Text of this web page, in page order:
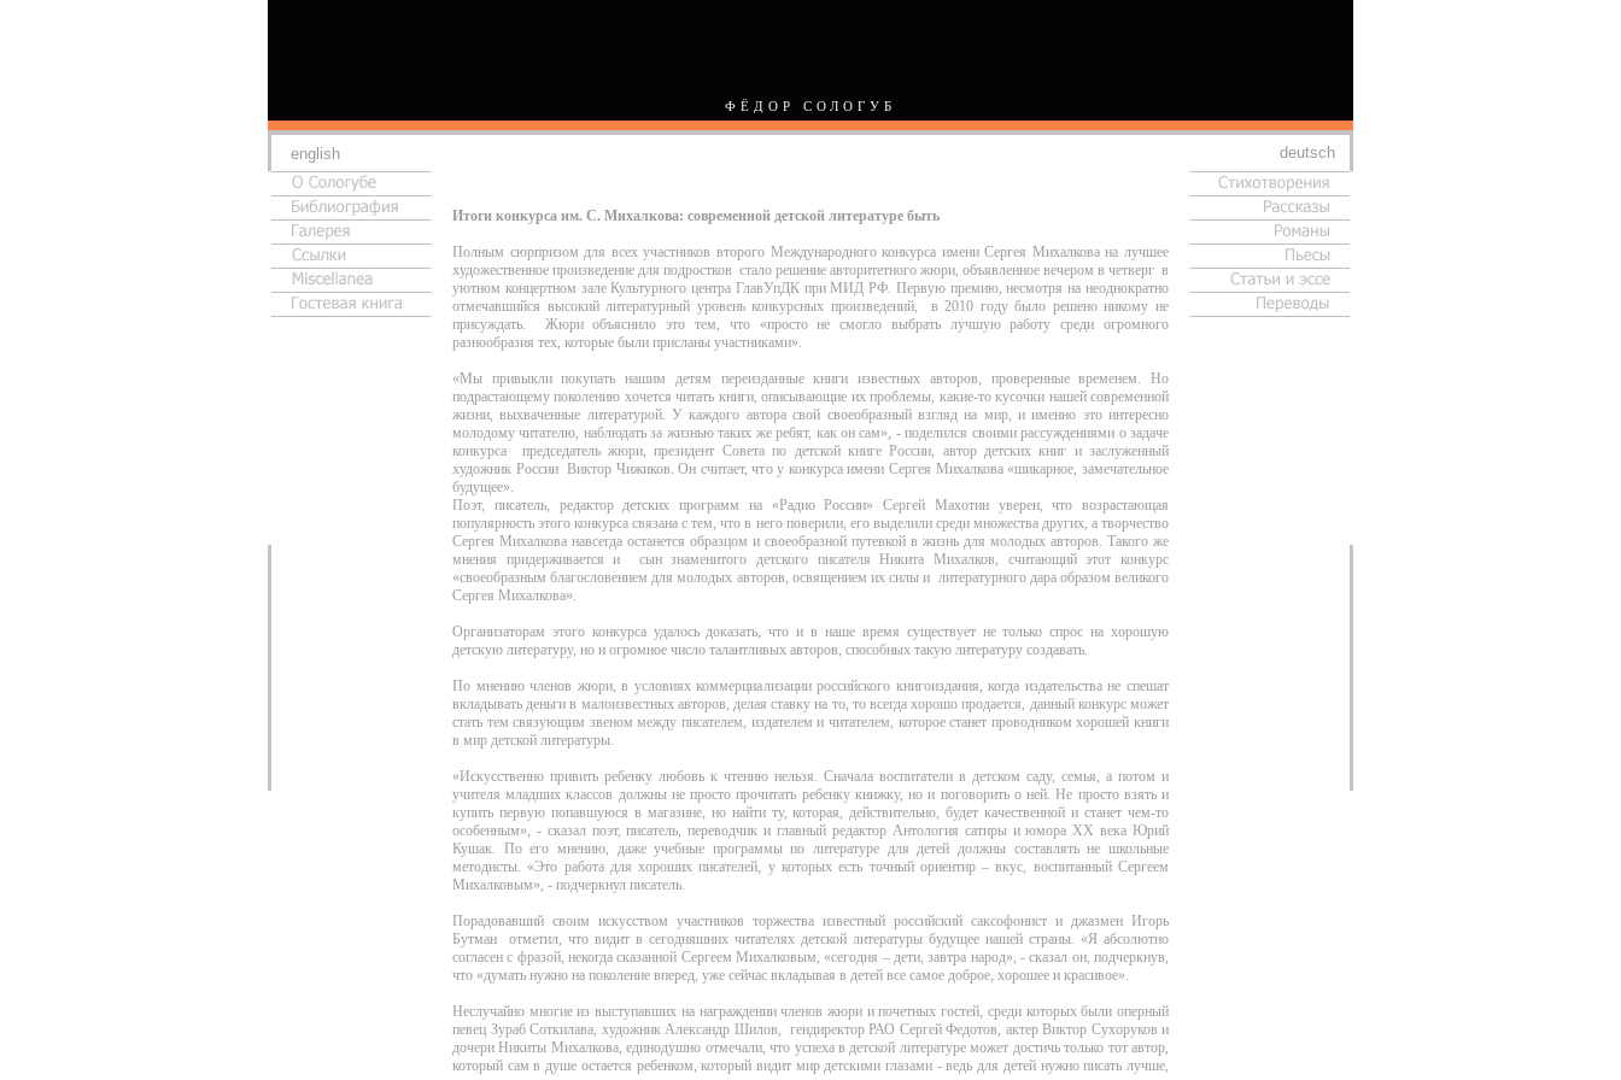
ФЁДОР СОЛОГУБ
english deutsch
Итоги конкурса им. С. Михалкова: современной детской литературе быть
Полным сюрпризом для всех участников второго Международного конкурса имени Сергея Михалкова на лучшее
художественное произведение для подростков стало решение авторитетного жюри, объявленное вечером в четверг в
уютном концертном зале Культурного центра ГлавУпДК при МИД РФ. Первую премию, несмотря на неоднократно
отмечавшийся высокий литературный уровень конкурсных произведений, в 2010 году было решено никому не
присуждать. Жюри объяснило это тем, что «просто не смогло выбрать лучшую работу среди огромного
разнообразия тех, которые были присланы участниками».
«Мы привыкли покупать нашим детям переизданные книги известных авторов, проверенные временем. Но
подрастающему поколению хочется читать книги, описывающие их проблемы, какие-то кусочки нашей современной
жизни, выхваченные литературой. У каждого автора свой своеобразный взгляд на мир, и именно это интересно
молодому читателю, наблюдать за жизнью таких же ребят, как он сам», - поделился своими рассуждениями о задаче
конкурса председатель жюри, президент Совета по детской книге России, автор детских книг и заслуженный
художник России Виктор Чижиков. Он считает, что у конкурса имени Сергея Михалкова «шикарное, замечательное
будущее».
Поэт, писатель, редактор детских программ на «Радио России» Сергей Махотин уверен, что возрастающая
популярность этого конкурса связана с тем, что в него поверили, его выделили среди множества других, а творчество
Сергея Михалкова навсегда останется образцом и своеобразной путевкой в жизнь для молодых авторов. Такого же
мнения придерживается и сын знаменитого детского писателя Никита Михалков, считающий этот конкурс
«своеобразным благословением для молодых авторов, освящением их силы и литературного дара образом великого
Сергея Михалкова».
Организаторам этого конкурса удалось доказать, что и в наше время существует не только спрос на хорошую
детскую литературу, но и огромное число талантливых авторов, способных такую литературу создавать.
По мнению членов жюри, в условиях коммерциализации российского книгоиздания, когда издательства не спешат
вкладывать деньги в малоизвестных авторов, делая ставку на то, то всегда хорошо продается, данный конкурс может
стать тем связующим звеном между писателем, издателем и читателем, которое станет проводником хорошей книги
в мир детской литературы.
«Искусственно привить ребенку любовь к чтению нельзя. Сначала воспитатели в детском саду, семья, а потом и
учителя младших классов должны не просто прочитать ребенку книжку, но и поговорить о ней. Не просто взять и
купить первую попавшуюся в магазине, но найти ту, которая, действительно, будет качественной и станет чем-то
особенным», - сказал поэт, писатель, переводчик и главный редактор Антология сатиры и юмора ХХ века Юрий
Кушак. По его мнению, даже учебные программы по литературе для детей должны составлять не школьные
методисты. «Это работа для хороших писателей, у которых есть точный ориентир – вкус, воспитанный Сергеем
Михалковым», - подчеркнул писатель.
Порадовавший своим искусством участников торжества известный российский саксофонист и джазмен Игорь
Бутман отметил, что видит в сегодняшних читателях детской литературы будущее нашей страны. «Я абсолютно
согласен с фразой, некогда сказанной Сергеем Михалковым, «сегодня – дети, завтра народ», - сказал он, подчеркнув,
что «думать нужно на поколение вперед, уже сейчас вкладывая в детей все самое доброе, хорошее и красивое».
Неслучайно многие из выступавших на награждении членов жюри и почетных гостей, среди которых были оперный
певец Зураб Соткилава, художник Александр Шилов, гендиректор РАО Сергей Федотов, актер Виктор Сухоруков и
дочери Никиты Михалкова, единодушно отмечали, что успеха в детской литературе может достичь только тот автор,
который сам в душе остается ребенком, который видит мир детскими глазами - ведь для детей нужно писать лучше,